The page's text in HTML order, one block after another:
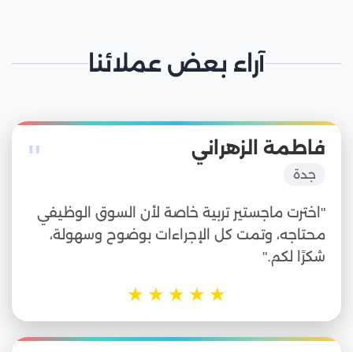
آراء بعض عملائنا
" فاطمة الزهراني
جدة
"اخترت ماجستير تربية خاصة لأن السوق الوظيفي
محتاجه، وتمت كل الإجراءات بوضوح وسهولة،
شكرًا لكم."
★
★
★
★
★